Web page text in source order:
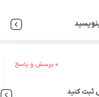
0 پرسش و پاسخ
ثبت کنید